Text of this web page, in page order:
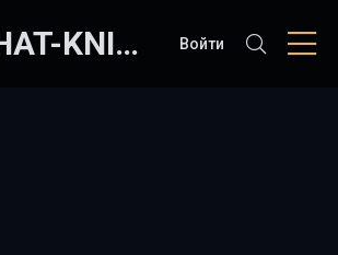
SLUSHAT-KNIGI.COM Войти